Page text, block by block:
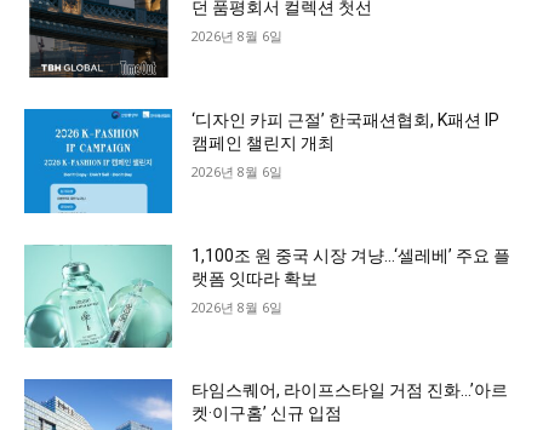
던 품평회서 컬렉션 첫선
2026년 8월 6일
‘디자인 카피 근절’ 한국패션협회, K패션 IP
캠페인 챌린지 개최
2026년 8월 6일
1,100조 원 중국 시장 겨냥…‘셀레베’ 주요 플
랫폼 잇따라 확보
2026년 8월 6일
타임스퀘어, 라이프스타일 거점 진화…’아르
켓·이구홈’ 신규 입점